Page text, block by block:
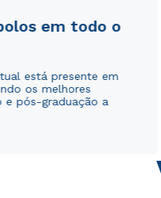
em todo o
está presente em
os melhores
e pós-graduação a